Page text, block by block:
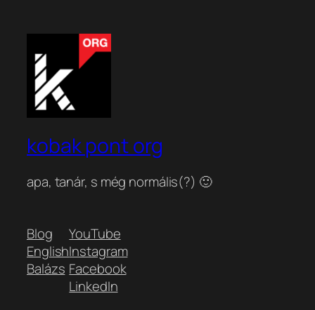
kobak pont org
apa, tanár, s még normális(?) 🙂
Blog
English
Balázs
YouTube
Instagram
Facebook
LinkedIn